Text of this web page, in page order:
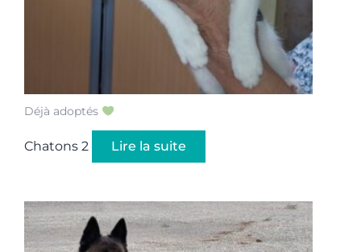
Déjà adoptés
Chatons 2 Lire la suite